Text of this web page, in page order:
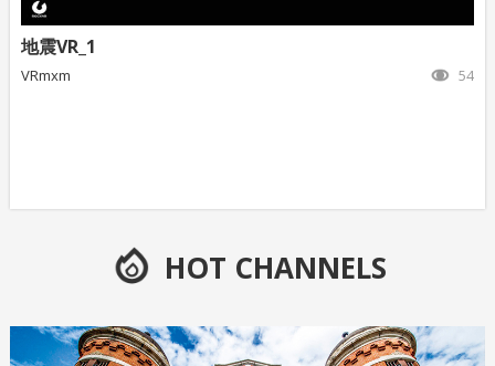
地震VR_1
VRmxm 54
HOT CHANNELS